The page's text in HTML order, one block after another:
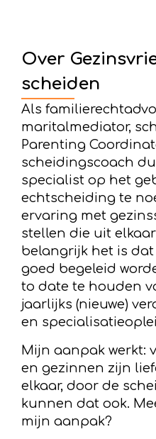
Over
scheiden
Als
maritalmediator,
Parenting
scheidingscoach
specialist op het
echtscheiding te
ervaring met
stellen die uit
belangrijk het is
goed begeleid
to date te houden
jaarlijks (nieuwe)
en
Mijn aanpak werkt:
en gezinnen zijn
elkaar, door de
kunnen dat ook.
mijn aanpak?